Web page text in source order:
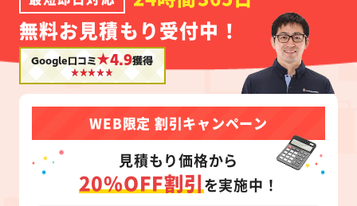
無料お見積もり受付中！
Google口コミ★4.9獲得
WEB限定 割引キャンペーン
見積もり価格から
20%OFF割引を実施中！